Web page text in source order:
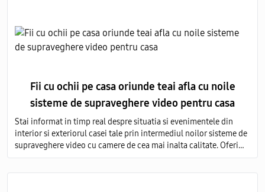
Fii cu ochii pe casa oriunde teai afla cu noile
sisteme de supraveghere video pentru casa
Stai informat in timp real despre situatia si evenimentele din
interior si exteriorul casei tale prin intermediul noilor sisteme de
supraveghere video cu camere de cea mai inalta calitate. Oferim
servicii de vanzare si montare a echipamentelor de monitorizare